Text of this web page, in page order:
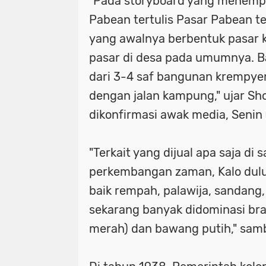
_Lokasi ditemukan pemuda tewas
_Prabowo menunjuk Komjen Pol
(Kemenkum). (Arsip Humas
_Tangkapan layar video banjir rob di
- Maruarar mengatakan rumah
pendapatan ini. (Foto: ANTARA FOTO/
- Muhammad Iqbal Khatami founder
'Tuntut Pangkas Pemotongan Biaya
"Jalur Lintas Selatan (JLS) Kelok
waka dpr: kado istimewa di hari
_lokasi ditemukan pemuda tewas
_prabowo menunjuk komjen pol
(kemenkum). (arsip humas
_tangkapan layar video banjir rob
- maruarar mengatakan rumah
pendapatan ini. (foto: antara foto/
- muhammad iqbal khatami
'tuntut pangkas pemotongan biaya
Pabean tertulis Pasar Pabean
yang awalnya berbentuk pasar
pasar di desa pada umumnya.
dari 3-4 saf bangunan
dengan jalan kampung," ujar
dikonfirmasi awak media,
"Terkait yang dijual apa saja di
perkembangan zaman, Kalo
baik rempah, palawija,
sekarang banyak didominasi
merah) dan bawang putih,"